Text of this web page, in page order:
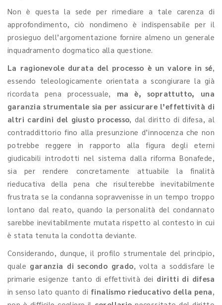
Non è questa la sede per rimediare a tale carenza di
approfondimento, ciò nondimeno è indispensabile per il
prosieguo dell’argomentazione fornire almeno un generale
inquadramento dogmatico alla questione.
La ragionevole durata del processo è un valore in sé,
essendo teleologicamente orientata a scongiurare la già
ricordata pena processuale, ma è, soprattutto, una
garanzia strumentale sia per assicurare l’effettività di
altri cardini del giusto processo, dal diritto di difesa, al
contraddittorio fino alla presunzione d’innocenza che non
potrebbe reggere in rapporto alla figura degli eterni
giudicabili introdotti nel sistema dalla riforma Bonafede,
sia per rendere concretamente attuabile la finalità
rieducativa della pena che risulterebbe inevitabilmente
frustrata se la condanna sopravvenisse in un tempo troppo
lontano dal reato, quando la personalità del condannato
sarebbe inevitabilmente mutata rispetto al contesto in cui
è stata tenuta la condotta deviante.
Considerando, dunque, il profilo strumentale del principio,
quale garanzia di secondo grado, volta a soddisfare le
primarie esigenze tanto di effettività dei diritti di difesa
in senso lato quanto di finalismo rieducativo della pena,